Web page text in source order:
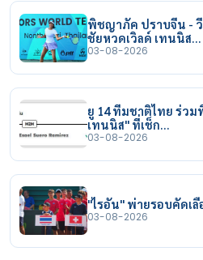
พิชญาภัค ปราบจีน -
ชัยหวดเวิลด์ เทนนิส…
03-08-2026
ยู 14 ทีมชาติไทย ร่วม
เทนนิส" ที่เช็ก…
03-08-2026
"ไรอัน" พ่ายรอบคัดเ
03-08-2026